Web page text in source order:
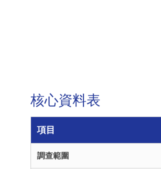
核心資料表
項目
調查範圍